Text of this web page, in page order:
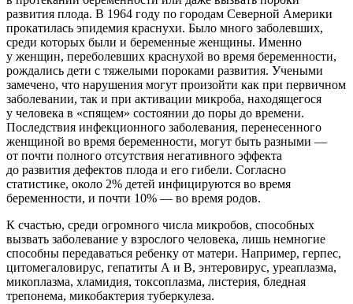
развития плода. В 1964 году по городам Северной Америки
прокатилась эпидемия краснухи. Было много заболевших,
среди которых были и беременные женщины. Именно
у женщин, переболевших краснухой во время беременности,
рождались дети с тяжелыми пороками развития. Учеными
замечено, что нарушения могут произойти как при первичном
заболевании, так и при активации микроба, находящегося
у человека в «спящем» состоянии до поры до времени.
Последствия инфекционного заболевания, перенесенного
женщиной во время беременности, могут быть разными —
от почти полного отсутствия негативного эффекта
до развития дефектов плода и его гибели. Согласно
статистике, около 2% детей инфицируются во время
беременности, и почти 10% — во время родов.
К счастью, среди огромного числа микробов, способных
вызвать заболевание у взрослого человека, лишь немногие
способны передаваться ребенку от матери. Например, герпес,
цитомегаловирус, гепатиты А и В, энтеровирус, уреаплазма,
микоплазма, хламидия, токсоплазма, листерия, бледная
трепонема, микобактерия туберкулеза.